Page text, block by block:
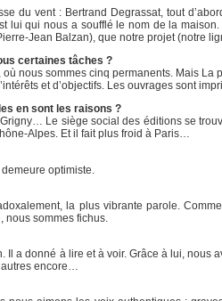
du vent : Bertrand Degrassat, tout
lui qui nous a soufflé le nom de la
Jean Balzan), que notre projet (notre
certaines tâches ?
nous sommes cinq permanents. Mais
et d’objectifs. Les ouvrages sont
en sont les raisons ?
Le siège social des éditions se
Alpes. Et il fait plus froid à Paris…
optimiste.
la plus vibrante parole.
nous sommes fichus.
a donné à lire et à voir. Grâce à lui, nous
encore…